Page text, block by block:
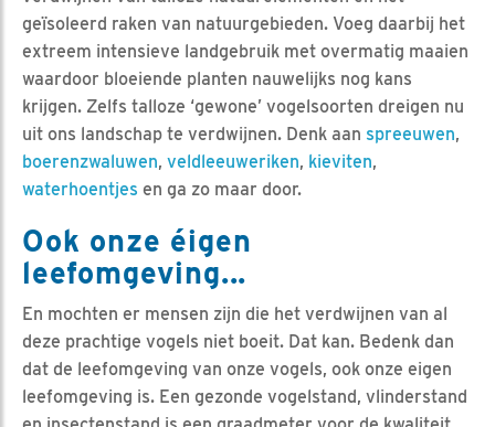
geïsoleerd raken van natuurgebieden. Voeg daarbij het
extreem intensieve landgebruik met overmatig maaien
waardoor bloeiende planten nauwelijks nog kans
krijgen. Zelfs talloze ‘gewone’ vogelsoorten dreigen nu
uit ons landschap te verdwijnen. Denk aan spreeuwen,
boerenzwaluwen, veldleeuweriken, kieviten,
waterhoentjes en ga zo maar door.
Ook onze éigen
leefomgeving...
En mochten er mensen zijn die het verdwijnen van al
deze prachtige vogels niet boeit. Dat kan. Bedenk dan
dat de leefomgeving van onze vogels, ook onze eigen
leefomgeving is. Een gezonde vogelstand, vlinderstand